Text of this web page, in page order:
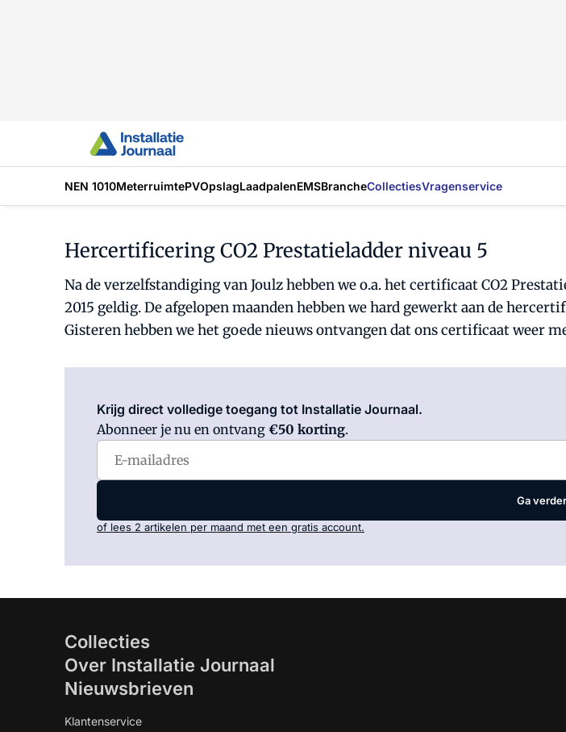
NEN 1010MeterruimtePVOpslagLaadpalenEMSBrancheCollectiesVragenservice
Hercertificering CO2 Prestatieladder niveau 5
Na de verzelfstandiging van Joulz hebben we o.a. het certificaat CO2
2015 geldig. De afgelopen maanden hebben we hard gewerkt aan de
Gisteren hebben we het goede nieuws ontvangen dat ons certificaat weer
Krijg direct volledige toegang tot Installatie Journaal.
Abonneer je nu en ontvang €50 korting.
Ga verder
of lees 2 artikelen per maand met een gratis account.
Collecties
Over Installatie Journaal
Nieuwsbrieven
Klantenservice